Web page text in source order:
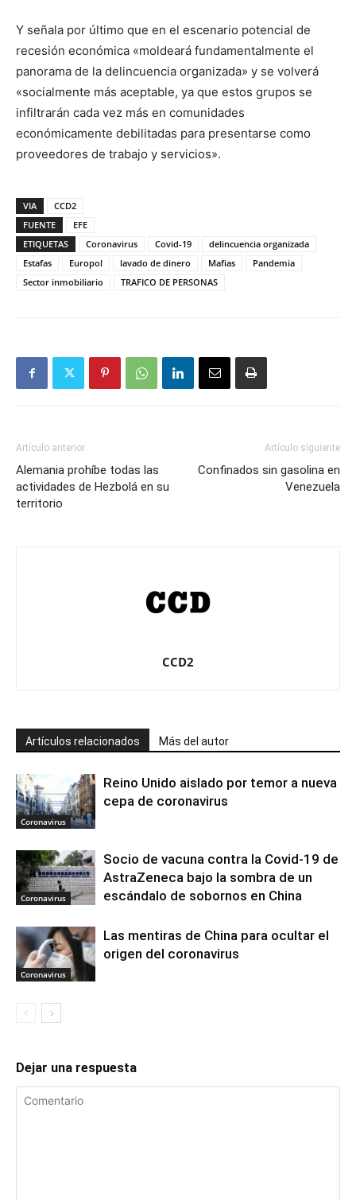
Y señala por último que en el escenario potencial de
recesión económica «moldeará fundamentalmente el
panorama de la delincuencia organizada» y se volverá
«socialmente más aceptable, ya que estos grupos se
infiltrarán cada vez más en comunidades
económicamente debilitadas para presentarse como
proveedores de trabajo y servicios».
VIA
CCD2
FUENTE
EFE
ETIQUETAS
Coronavirus Covid-19
delincuencia organizada
Estafas
Europol lavado de dinero Mafias
Pandemia
Sector inmobiliario
TRAFICO DE PERSONAS
Artículo anterior
Alemania prohíbe todas las
actividades de Hezbolá en su
territorio
Artículo siguiente
Confinados sin gasolina en
Venezuela
CCD2
Artículos relacionados Más del autor
Coronavirus
Reino Unido aislado por temor a nueva
cepa de coronavirus
Coronavirus
Socio de vacuna contra la Covid-19 de
AstraZeneca bajo la sombra de un
escándalo de sobornos en China
Coronavirus
Las mentiras de China para ocultar el
origen del coronavirus
Dejar una respuesta